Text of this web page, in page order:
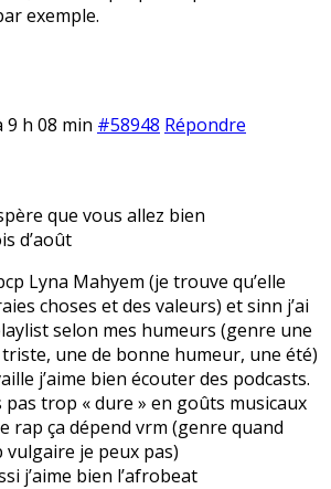
exemple.
9 h 08 min #58948 Répondre
que vous allez bien
d’août
Lyna Mahyem (je trouve qu’elle
choses et des valeurs) et sinn j’ai
selon mes humeurs (genre une
une de bonne humeur, une été)
j’aime bien écouter des podcasts.
pas trop « dure » en goûts musicaux
rap ça dépend vrm (genre quand
vulgaire je peux pas)
j’aime bien l’afrobeat